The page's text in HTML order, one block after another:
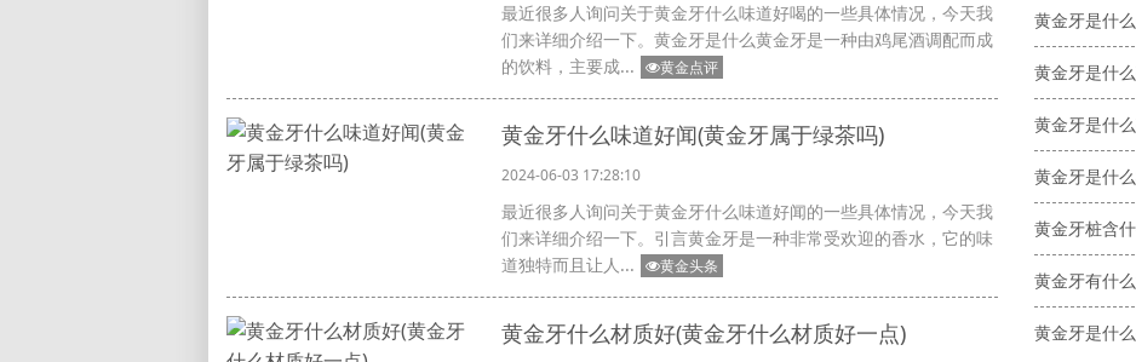
最近很多人询问关于黄金牙什么味道好喝的一些具体情况，今天我
们来详细介绍一下。黄金牙是什么黄金牙是一种由鸡尾酒调配而成
的饮料，主要成...
黄金点评
黄金牙什么味道好闻(黄金牙属于绿茶吗)
2024-06-03 17:28:10
最近很多人询问关于黄金牙什么味道好闻的一些具体情况，今天我
们来详细介绍一下。引言黄金牙是一种非常受欢迎的香水，它的味
道独特而且让人...
黄金头条
黄金牙什么材质好(黄金牙什么材质好一点)
黄金牙是什
黄金牙是什
黄金牙是什
黄金牙桩含
黄金牙有什
黄金牙是什